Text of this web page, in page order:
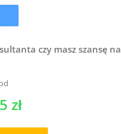
czy masz szansę na
zł